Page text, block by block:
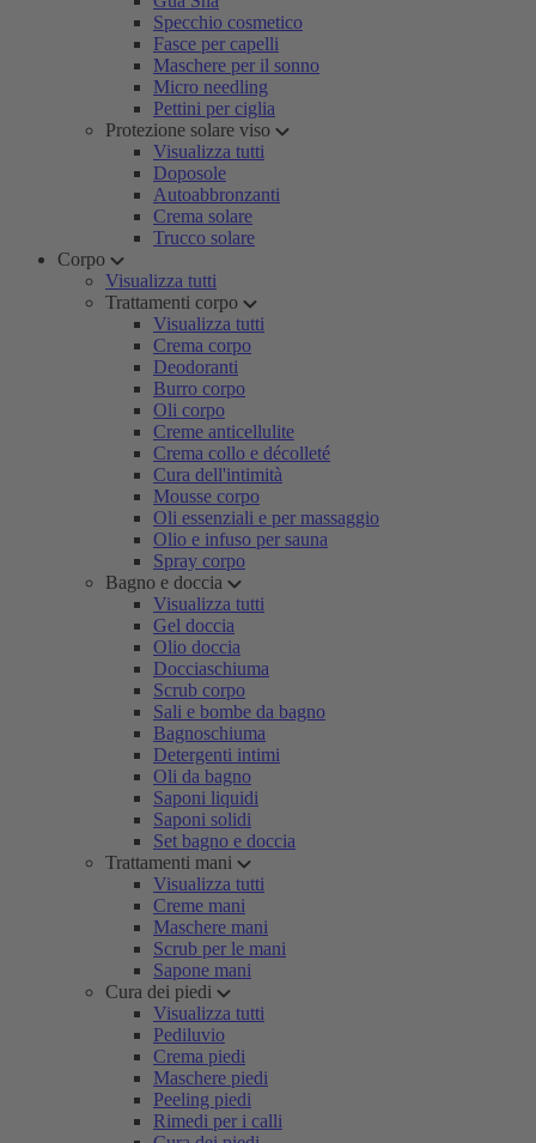
Specchio cosmetico
Fasce per capelli
Maschere per il sonno
Micro needling
Pettini per ciglia
Protezione solare viso
Visualizza tutti
Doposole
Autoabbronzanti
Crema solare
Trucco solare
Corpo
Visualizza tutti
Trattamenti corpo
Visualizza tutti
Crema corpo
Deodoranti
Burro corpo
Oli corpo
Creme anticellulite
Crema collo e décolleté
Cura dell'intimità
Mousse corpo
Oli essenziali e per massaggio
Olio e infuso per sauna
Spray corpo
Bagno e doccia
Visualizza tutti
Gel doccia
Olio doccia
Docciaschiuma
Scrub corpo
Sali e bombe da bagno
Bagnoschiuma
Detergenti intimi
Oli da bagno
Saponi liquidi
Saponi solidi
Set bagno e doccia
Trattamenti mani
Visualizza tutti
Creme mani
Maschere mani
Scrub per le mani
Sapone mani
Cura dei piedi
Visualizza tutti
Pediluvio
Crema piedi
Maschere piedi
Peeling piedi
Rimedi per i calli